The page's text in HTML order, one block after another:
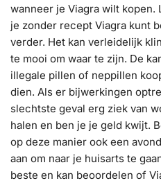
wanneer je Viagra wilt kopen.
je zonder recept Viagra kunt
verder. Het kan verleidelijk
te mooi om waar te zijn. De
illegale pillen of neppillen
dien. Als er bijwerkingen
slechtste geval erg ziek van
halen en ben je je geld kwijt.
op deze manier ook een
aan om naar je huisarts te
beste en kan beoordelen of